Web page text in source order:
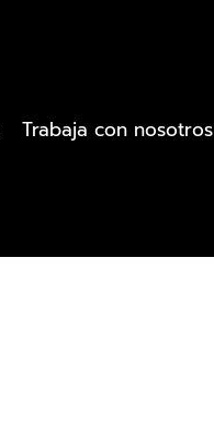
Trabaja con nosotros